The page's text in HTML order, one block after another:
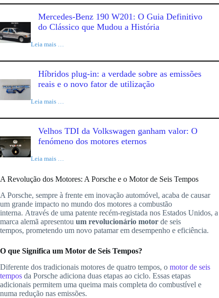
Mercedes-Benz 190 W201: O Guia Definitivo
do Clássico que Mudou a História
Leia mais …
Híbridos plug-in: a verdade sobre as emissões
reais e o novo fator de utilização
Leia mais …
Velhos TDI da Volkswagen ganham valor: O
fenómeno dos motores eternos
Leia mais …
A Revolução dos Motores: A Porsche e o Motor de Seis Tempos
A Porsche, sempre à frente em inovação automóvel, acaba de causar
um grande impacto no mundo dos motores a combustão
interna. Através de uma patente recém-registada nos Estados Unidos, a
marca alemã apresentou um revolucionário motor de seis
tempos, prometendo um novo patamar em desempenho e eficiência.
O que Significa um Motor de Seis Tempos?
Diferente dos tradicionais motores de quatro tempos, o motor de seis
tempos da Porsche adiciona duas etapas ao ciclo. Essas etapas
adicionais permitem uma queima mais completa do combustível e
numa redução nas emissões.